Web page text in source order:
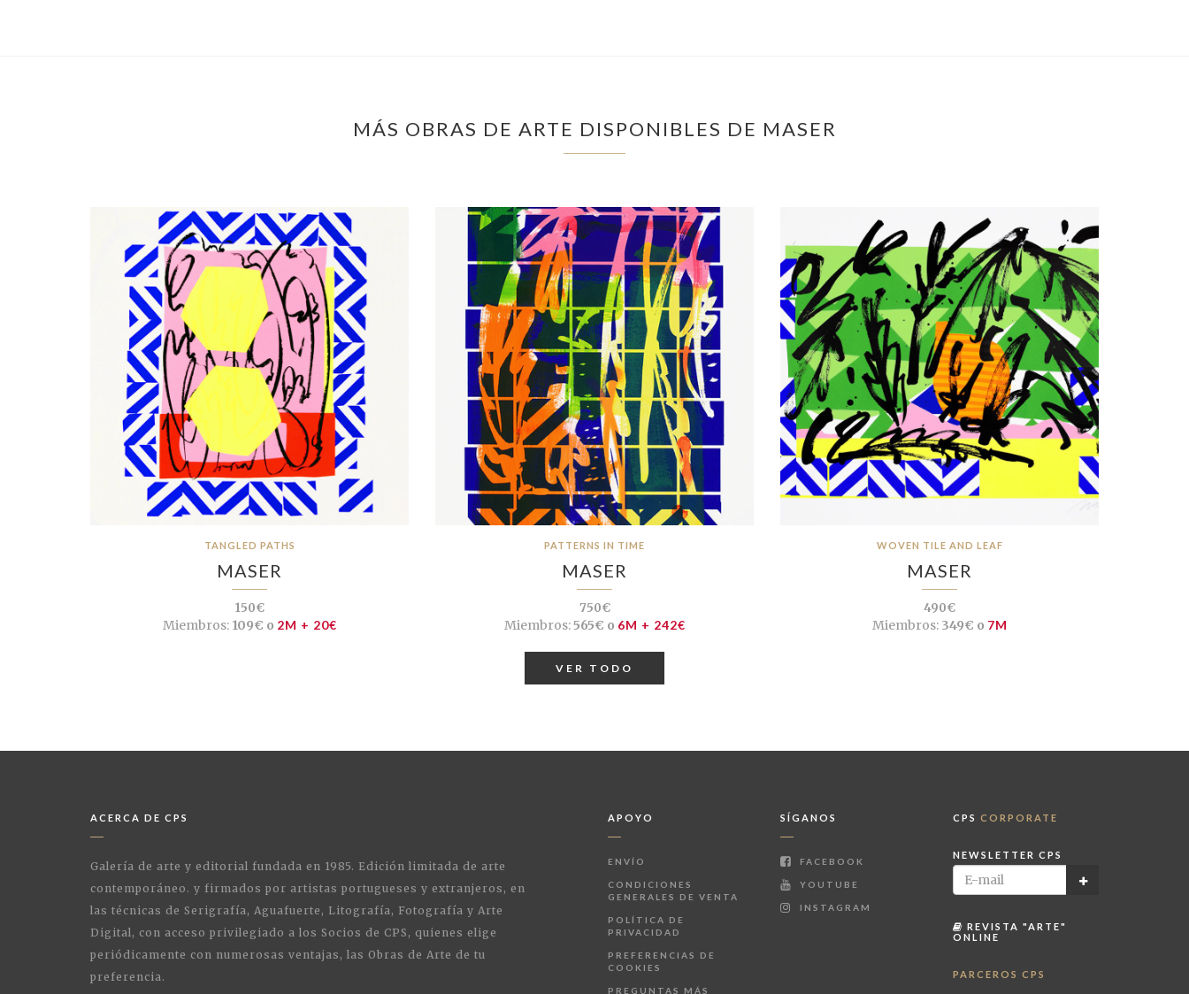
MÁS OBRAS DE ARTE DISPONIBLES DE MASER
TANGLED PATHS
MASER
150€
Miembros:109€ o 2M + 20€
PATTERNS IN TIME
MASER
750€
Miembros:565€ o 6M + 242€
WOVEN TILE AND LEAF
MASER
490€
Miembros:349€ o 7M
VER TODO
ACERCA DE CPS
Galería de arte y editorial fundada en 1985. Edición limitada de arte
contemporáneo. y firmados por artistas portugueses y extranjeros, en
las técnicas de Serigrafía, Aguafuerte, Litografía, Fotografía y Arte
Digital, con acceso privilegiado a los Socios de CPS, quienes elige
periódicamente con numerosas ventajas, las Obras de Arte de tu
preferencia.
APOYO
ENVÍO
CONDICIONES
GENERALES DE VENTA
POLÍTICA DE
PRIVACIDAD
PREFERENCIAS DE
COOKIES
PREGUNTAS MÁS
SÍGANOS
FACEBOOK
YOUTUBE
INSTAGRAM
CPS CORPORATE
NEWSLETTER CPS
REVISTA "ARTE"
ONLINE
PARCEROS CPS